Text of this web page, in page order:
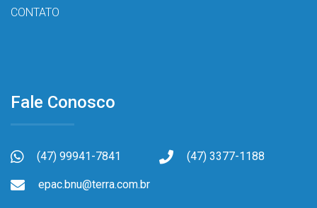
CONTATO
Fale Conosco
(47) 99941-7841 (47) 3377-1188
epac.bnu@terra.com.br